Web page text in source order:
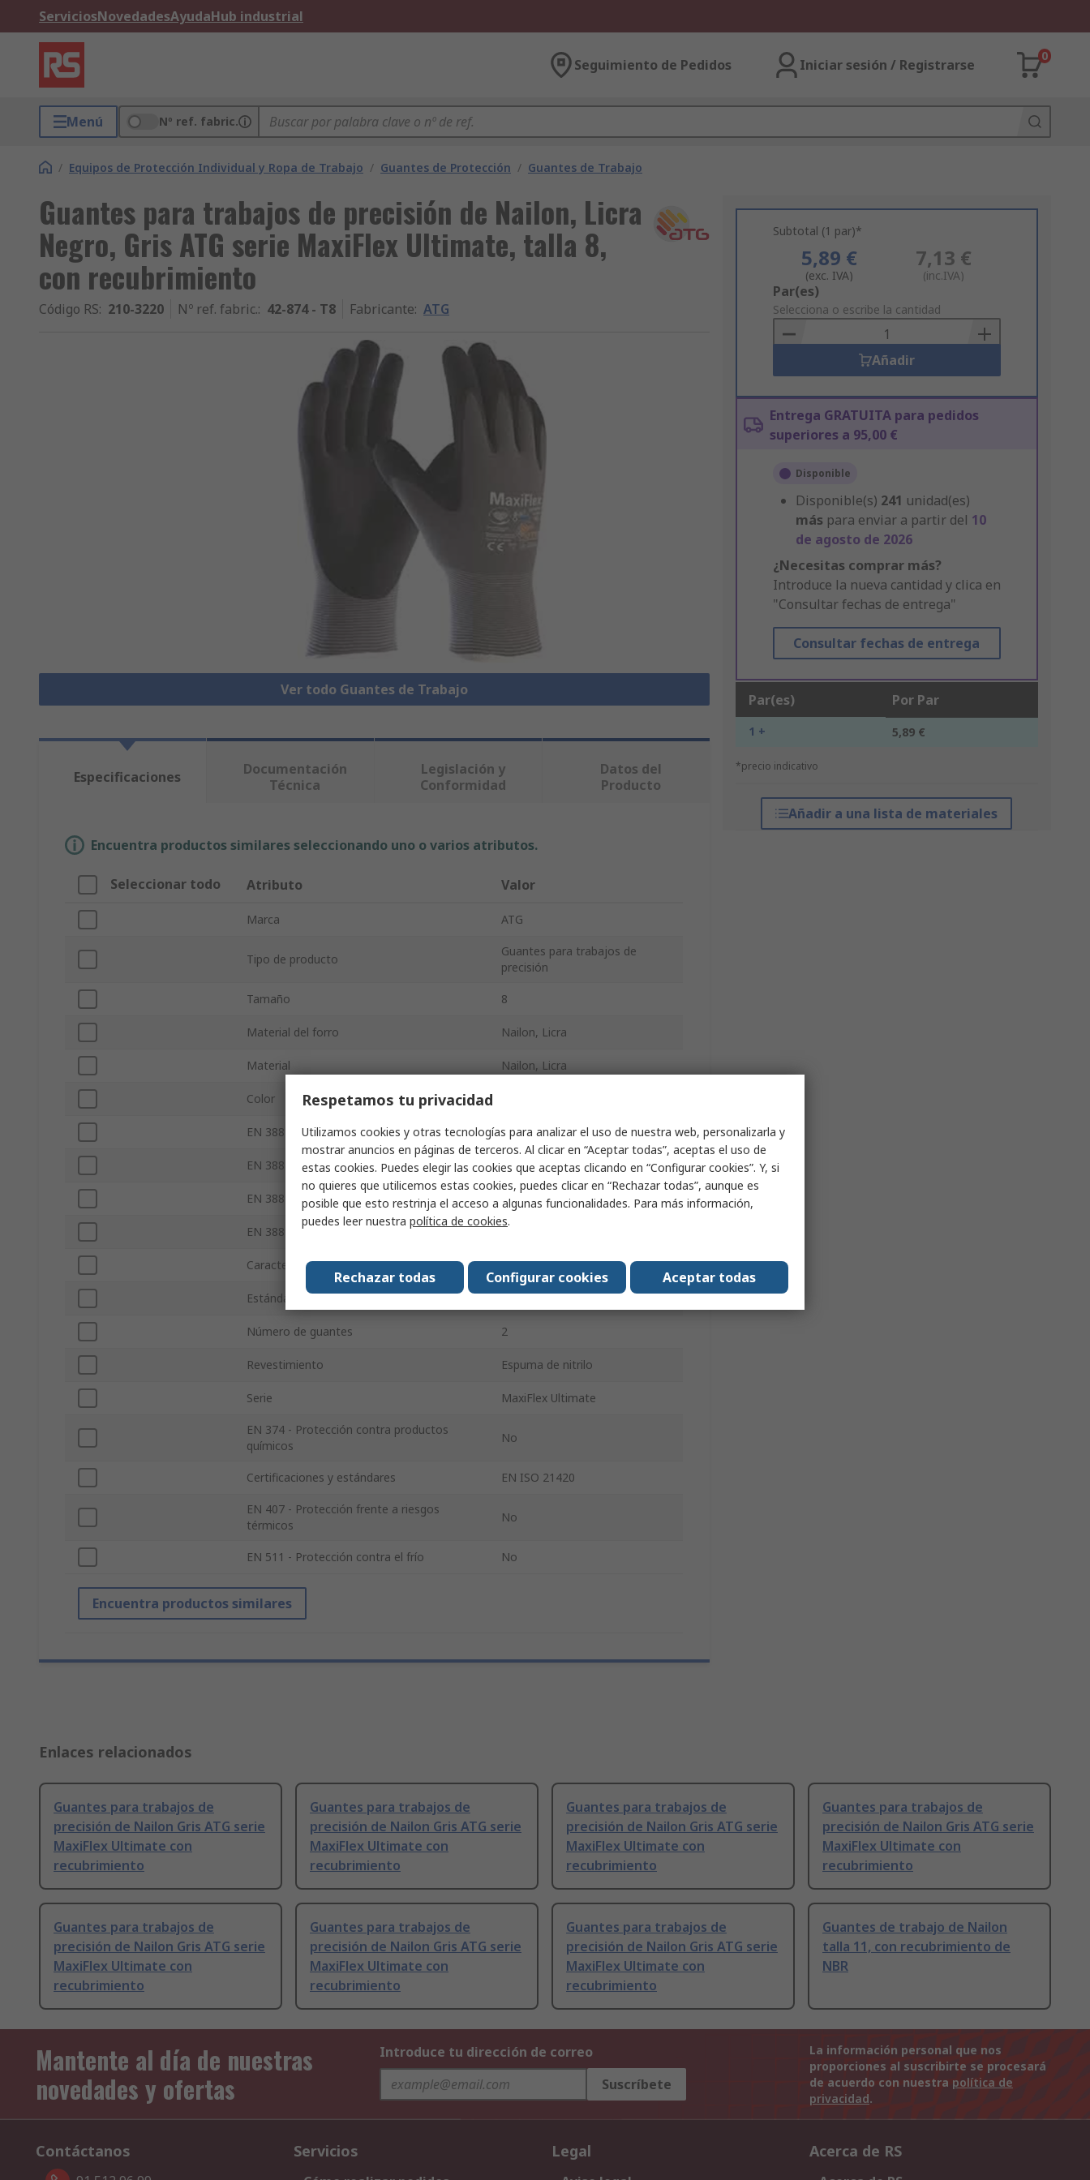
ServiciosNovedadesAyudaHub industrial
Seguimiento de Pedidos Iniciar sesión / Registrarse
0
Menú Nº ref. fabric.
/ Equipos de Protección Individual y Ropa de Trabajo / Guantes de Protección / Guantes de Trabajo
Guantes para trabajos de precisión de Nailon, Licra
Negro, Gris ATG serie MaxiFlex Ultimate, talla 8,
con recubrimiento
Código RS: 210-3220 Nº ref. fabric.: 42-874 - T8 Fabricante: ATG
Ver todo Guantes de Trabajo
Subtotal (1 par)*
5,89 €
(exc. IVA)
7,13 €
(inc.IVA)
Add
to
Basket
Par(es)
Selecciona o escribe la cantidad
Añadir
Entrega GRATUITA para pedidos
superiores a 95,00 €
Disponible
Disponible(s) 241 unidad(es)
más para enviar a partir del 10
de agosto de 2026
¿Necesitas comprar más?
Introduce la nueva cantidad y clica en
"Consultar fechas de entrega"
Consultar fechas de entrega
Par(es) Por Par
1 + 5,89 €
*precio indicativo
Añadir a una lista de materiales
Especificaciones
Documentación
Técnica
Legislación y
Conformidad
Datos del
Producto
Encuentra productos similares seleccionando uno o varios atributos.
Seleccionar todo Atributo Valor
Marca ATG
Tipo de producto
Guantes para trabajos de
precisión
Tamaño 8
Material del forro Nailon, Licra
Material Nailon, Licra
Color
EN 388 - Resistencia a la abrasión Sí
EN 388 - Resistencia al desgarro Sí
EN 388 - Resistencia a la perforación Sí
EN 388 - Resistencia al corte Sí
Características de resistencia Buena destreza
Estándar de seguridad EN 388:2016
Número de guantes 2
Revestimiento Espuma de nitrilo
Serie MaxiFlex Ultimate
EN 374 - Protección contra productos
químicos
No
Certificaciones y estándares EN ISO 21420
EN 407 - Protección frente a riesgos
térmicos
No
EN 511 - Protección contra el frío No
Encuentra productos similares
Enlaces relacionados
Guantes para trabajos de
precisión de Nailon Gris ATG serie
MaxiFlex Ultimate con
recubrimiento
Guantes para trabajos de
precisión de Nailon Gris ATG serie
MaxiFlex Ultimate con
recubrimiento
Guantes para trabajos de
precisión de Nailon Gris ATG serie
MaxiFlex Ultimate con
recubrimiento
Guantes para trabajos de
precisión de Nailon Gris ATG serie
MaxiFlex Ultimate con
recubrimiento
Guantes para trabajos de
precisión de Nailon Gris ATG serie
MaxiFlex Ultimate con
recubrimiento
Guantes para trabajos de
precisión de Nailon Gris ATG serie
MaxiFlex Ultimate con
recubrimiento
Guantes para trabajos de
precisión de Nailon Gris ATG serie
MaxiFlex Ultimate con
recubrimiento
Guantes de trabajo de Nailon
talla 11, con recubrimiento de
NBR
Mantente al día de nuestras
novedades y ofertas
Introduce tu dirección de correo
Suscríbete
La información personal que nos
proporciones al suscribirte se procesará
de acuerdo con nuestra política de
privacidad.
Contáctanos Servicios Legal Acerca de RS
Respetamos tu privacidad
Utilizamos cookies y otras tecnologías para analizar el uso de nuestra web, personalizarla y
mostrar anuncios en páginas de terceros. Al clicar en “Aceptar todas”, aceptas el uso de
estas cookies. Puedes elegir las cookies que aceptas clicando en “Configurar cookies”. Y, si
no quieres que utilicemos estas cookies, puedes clicar en “Rechazar todas”, aunque es
posible que esto restrinja el acceso a algunas funcionalidades. Para más información,
puedes leer nuestra política de cookies.
Aceptar todas
Configurar cookies
Rechazar todas